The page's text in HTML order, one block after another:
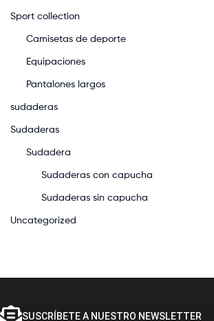
Sport collection
Camisetas de deporte
Equipaciones
Pantalones largos
sudaderas
Sudaderas
Sudadera
Sudaderas con capucha
Sudaderas sin capucha
Uncategorized
SUSCRÍBETE A NUESTRO NEWSLETTER